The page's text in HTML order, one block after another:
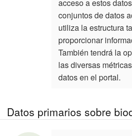
acceso a estos
conjuntos de datos
utiliza la estructura
proporcionar
También tendrá la
las diversas
datos en el portal.
Datos primarios sobre